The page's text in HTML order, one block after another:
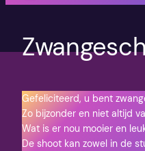
Gefeliciteerd, u bent
Zo bijzonder en niet altijd
Wat is er nou mooier en
De shoot kan zowel in de